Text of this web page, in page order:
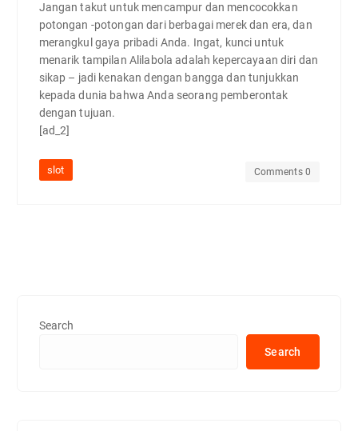
Jangan takut untuk mencampur dan mencocokkan
potongan -potongan dari berbagai merek dan era, dan
merangkul gaya pribadi Anda. Ingat, kunci untuk
menarik tampilan Alilabola adalah kepercayaan diri dan
sikap – jadi kenakan dengan bangga dan tunjukkan
kepada dunia bahwa Anda seorang pemberontak
dengan tujuan.
[ad_2]
slot Comments 0
Search
Search